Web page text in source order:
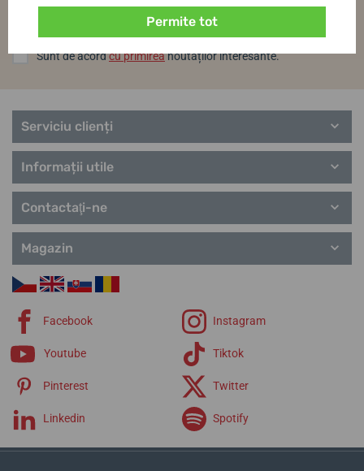
Sunt de acordcu primireanoutăților interesante.
Serviciu clienți
Informații utile
Contactaţi-ne
Magazin
Facebook Instagram
Youtube Tiktok
Pinterest Twitter
Linkedin Spotify
Permite tot